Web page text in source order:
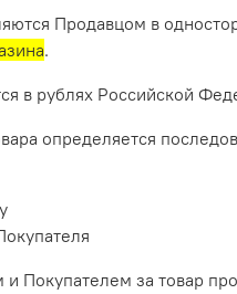
Продавцом в
.
в рублях Российской
определяется
Покупателем за товар